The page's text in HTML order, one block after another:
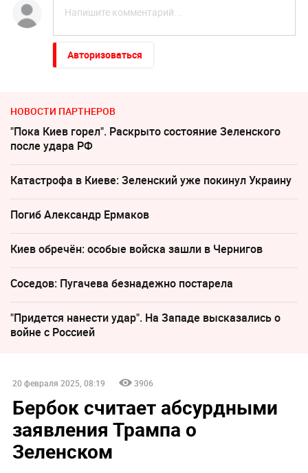
Авторизоваться
НОВОСТИ ПАРТНЕРОВ
"Пока Киев горел". Раскрыто состояние Зеленского
после удара РФ
Катастрофа в Киеве: Зеленский уже покинул Украину
Погиб Александр Ермаков
Киев обречён: особые войска зашли в Чернигов
Соседов: Пугачева безнадежно постарела
"Придется нанести удар". На Западе высказались о
войне с Россией
20 февраля 2025, 08:19 3906
Бербок считает абсурдными
заявления Трампа о
Зеленском